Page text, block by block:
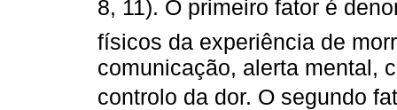
8, 11). O primeiro fator é
físicos da experiência de
comunicação, alerta mental,
controlo da dor. O segundo